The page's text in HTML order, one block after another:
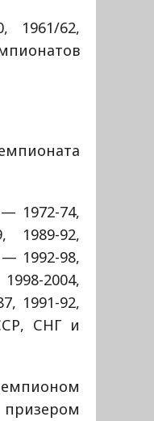
1961/62,
1972-74,
1989-92,
1992-98,
2004,
1991-92,
СНГ и